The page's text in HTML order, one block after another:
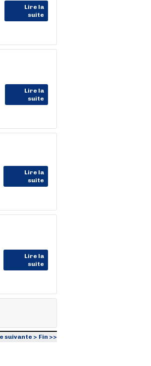
Lire la
suite
Lire la
suite
Lire la
suite
Lire la
suite
suivante > Fin >>